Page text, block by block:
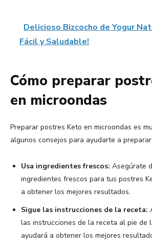
Delicioso Bizcocho de Yogur
Fácil y Saludable!
Cómo preparar
en microondas
Preparar postres Keto en microondas es
algunos consejos para ayudarte a
Usa ingredientes frescos: Asegúrate
ingredientes frescos para tus postres
a obtener los mejores resultados.
Sigue las instrucciones de la receta:
las instrucciones de la receta al pie de
ayudará a obtener los mejores